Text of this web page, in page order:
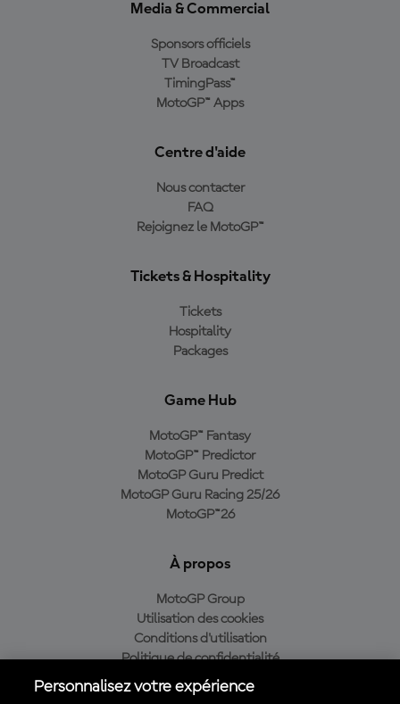
Media & Commercial
Sponsors officiels
TV Broadcast
TimingPass™
MotoGP™ Apps
Centre d'aide
Nous contacter
FAQ
Rejoignez le MotoGP™
Tickets & Hospitality
Tickets
Hospitality
Packages
Game Hub
MotoGP™ Fantasy
MotoGP™ Predictor
MotoGP Guru Predict
MotoGP Guru Racing 25/26
MotoGP™26
À propos
MotoGP Group
Utilisation des cookies
Conditions d'utilisation
Politique de confidentialité
Politique d’achat
Personnalisez votre expérience